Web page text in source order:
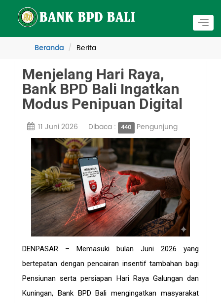
Beranda
Berita
Menjelang Hari Raya,
Bank BPD Bali Ingatkan
Modus Penipuan Digital
11 Juni 2026 Dibaca : 440 Pengunjung
DENPASAR – Memasuki bulan Juni 2026 yang
bertepatan dengan pencairan insentif tambahan bagi
Pensiunan serta persiapan Hari Raya Galungan dan
Kuningan, Bank BPD Bali mengingatkan masyarakat